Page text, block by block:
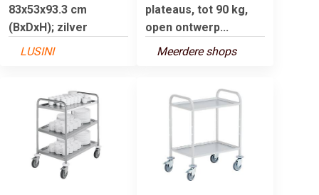
83x53x93.3 cm
(BxDxH); zilver
LUSINI
plateaus, tot 90 kg,
open ontwerp...
Meerdere shops